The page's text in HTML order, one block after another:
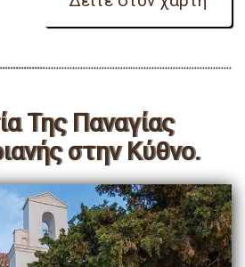
Της Παναγίας
στην Κύθνο.